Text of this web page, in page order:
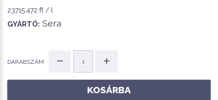
23715.472 ft / l
GYÁRTÓ: Sera
DARABSZÁM
KOSÁRBA